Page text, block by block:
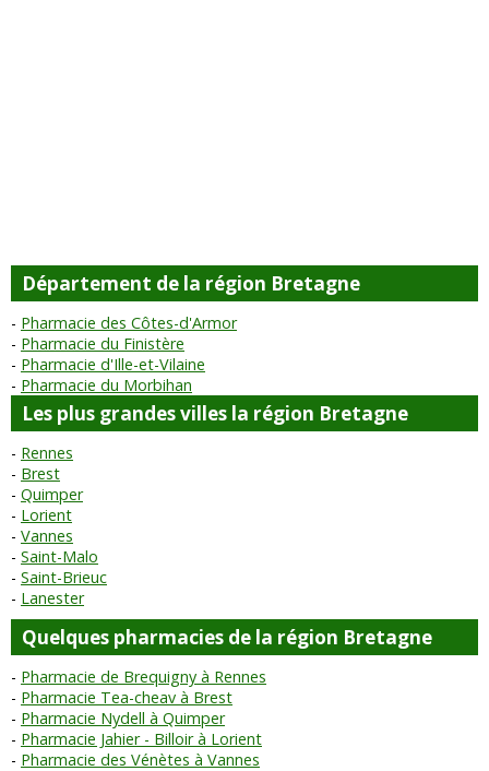
Département de la région Bretagne
Pharmacie des Côtes-d'Armor
Pharmacie du Finistère
Pharmacie d'Ille-et-Vilaine
Pharmacie du Morbihan
Les plus grandes villes la région Bretagne
Rennes
Brest
Quimper
Lorient
Vannes
Saint-Malo
Saint-Brieuc
Lanester
Quelques pharmacies de la région Bretagne
Pharmacie de Brequigny à Rennes
Pharmacie Tea-cheav à Brest
Pharmacie Nydell à Quimper
Pharmacie Jahier - Billoir à Lorient
Pharmacie des Vénètes à Vannes